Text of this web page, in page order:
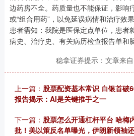
边药房不全。药质量也不能保证，影响
或“组合用药”，以免延误病情和治疗效
患者需知：我院是医保定点单位，患者
病史、治疗史、有关病历检查报告单和
稳拿证券提示：文章来
上一篇： 股票配资基本常识 白银首破
报告揭示：AI是关键推手之一
下一篇： 股票怎么开通杠杆平台 哈梅
批！美以策反名单曝光，伊朗新领袖